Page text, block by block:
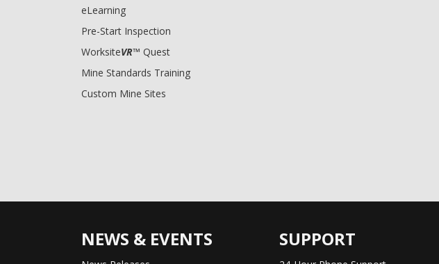
eLearning
Pre-Start Inspection
WorksiteVR™ Quest
Mine Standards Training
Custom Mine Sites
NEWS & EVENTS SUPPORT